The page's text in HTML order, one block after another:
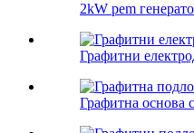
2kW pem
Графитни
Графитна основа